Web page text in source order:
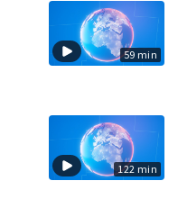
59 min
122 min